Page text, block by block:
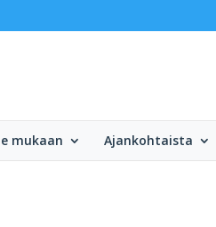
mukaan Ajankohtaista